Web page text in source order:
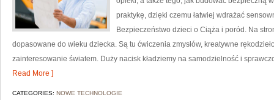
praktykę, dzięki czemu łatwiej wdrażać
Bezpieczeństwo dzieci o Ciąża i poród. Na
dopasowane do wieku dziecka. Są tu ćwiczenia zmysłów, kreatywne
zainteresowanie światem. Duży nacisk kładziemy na samodzielność i
Read More ]
CATEGORIES: NOWE TECHNOLOGIE